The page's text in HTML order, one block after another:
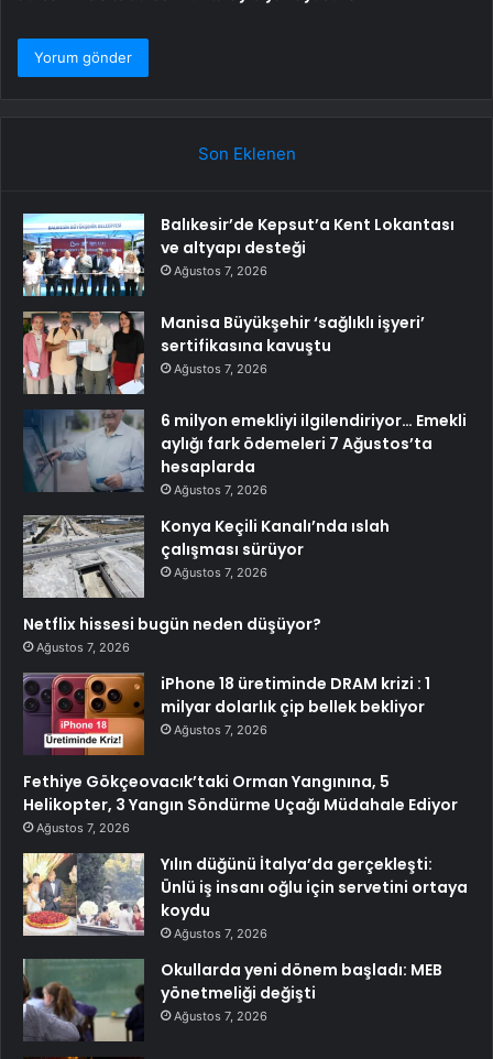
Son Eklenen
Balıkesir’de Kepsut’a Kent Lokantası
ve altyapı desteği
Ağustos 7, 2026
Manisa Büyükşehir ‘sağlıklı işyeri’
sertifikasına kavuştu
Ağustos 7, 2026
6 milyon emekliyi ilgilendiriyor… Emekli
aylığı fark ödemeleri 7 Ağustos’ta
hesaplarda
Ağustos 7, 2026
Konya Keçili Kanalı’nda ıslah
çalışması sürüyor
Ağustos 7, 2026
Netflix hissesi bugün neden düşüyor?
Ağustos 7, 2026
iPhone 18 üretiminde DRAM krizi : 1
milyar dolarlık çip bellek bekliyor
Ağustos 7, 2026
Fethiye Gökçeovacık’taki Orman Yangınına, 5
Helikopter, 3 Yangın Söndürme Uçağı Müdahale Ediyor
Ağustos 7, 2026
Yılın düğünü İtalya’da gerçekleşti:
Ünlü iş insanı oğlu için servetini ortaya
koydu
Ağustos 7, 2026
Okullarda yeni dönem başladı: MEB
yönetmeliği değişti
Ağustos 7, 2026